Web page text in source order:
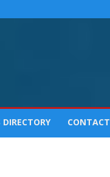
DIRECTORY CONTACT